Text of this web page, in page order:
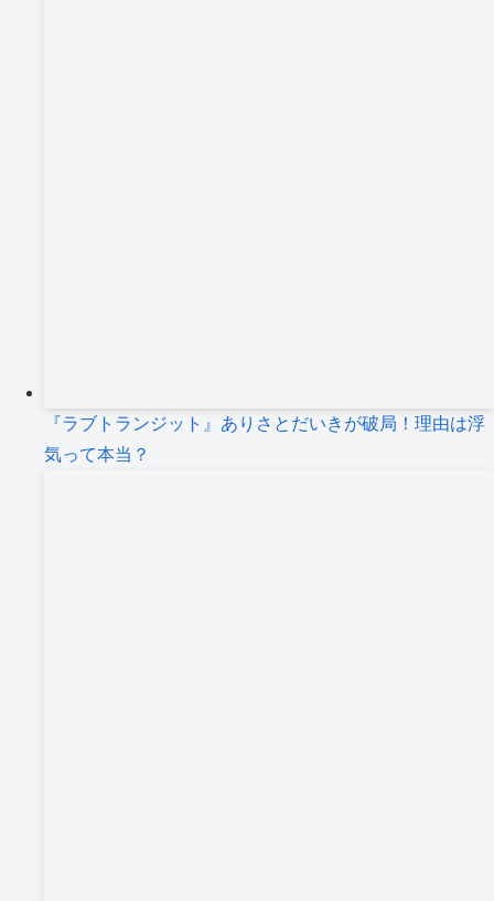
『ラブトランジット』ありさとだいきが破局！理由は浮
気って本当？